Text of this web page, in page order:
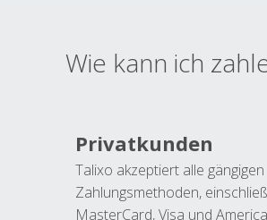
Wie kann ich
Privatkunden
Talixo akzeptiert alle gängigen
Zahlungsmethoden,
MasterCard, Visa und